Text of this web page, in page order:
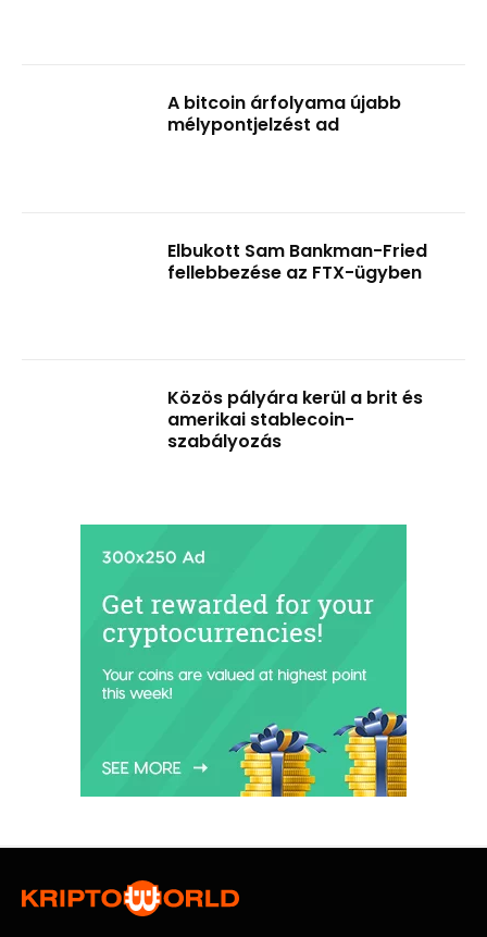
A bitcoin árfolyama újabb
mélypontjelzést ad
Elbukott Sam Bankman-Fried
fellebbezése az FTX-ügyben
Közös pályára kerül a brit és
amerikai stablecoin-
szabályozás